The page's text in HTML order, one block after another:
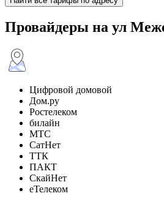
Провайдеры на ул
Цифровой домовой
Дом.ру
Ростелеком
билайн
МТС
СатНет
ТТК
ПАКТ
СкайНет
еТелеком